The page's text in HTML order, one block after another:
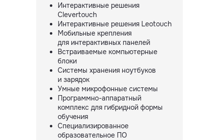
Интерактивные решения
Clevertouch
Интерактивные решения Leotouch
Мобильные крепления
для интерактивных панелей
Встраиваемые компьютерные
блоки
Системы хранения ноутбуков
и зарядок
Умные микрофонные системы
Программно-аппаратный
комплекс для гибридной формы
обучения
Специализированное
образовательное ПО